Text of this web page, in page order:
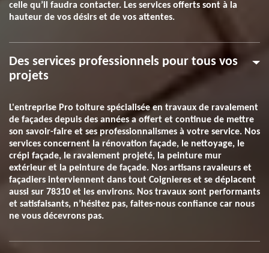
celle qu’il faudra contacter. Les services offerts sont à la
hauteur de vos désirs et de vos attentes.
Des services professionnels pour tous vos
projets
L'entreprise Pro toiture spécialisée en travaux de ravalement
de façades depuis des années a offert et continue de mettre
son savoir-faire et ses professionnalismes à votre service. Nos
services concernent la rénovation façade, le nettoyage, le
crépi façade, le ravalement projeté, la peinture mur
extérieur et la peinture de façade. Nos artisans ravaleurs et
façadiers interviennent dans tout Coignieres et se déplacent
aussi sur 78310 et les environs. Nos travaux sont performants
et satisfaisants, n’hésitez pas, faites-nous confiance car nous
ne vous décevrons pas.